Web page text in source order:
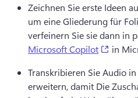
Zeichnen Sie erste Ideen
um eine Gliederung für
verfeinern Sie sie dann in
Microsoft Copilot
in
Transkribieren Sie Audio in
erweitern, damit Die